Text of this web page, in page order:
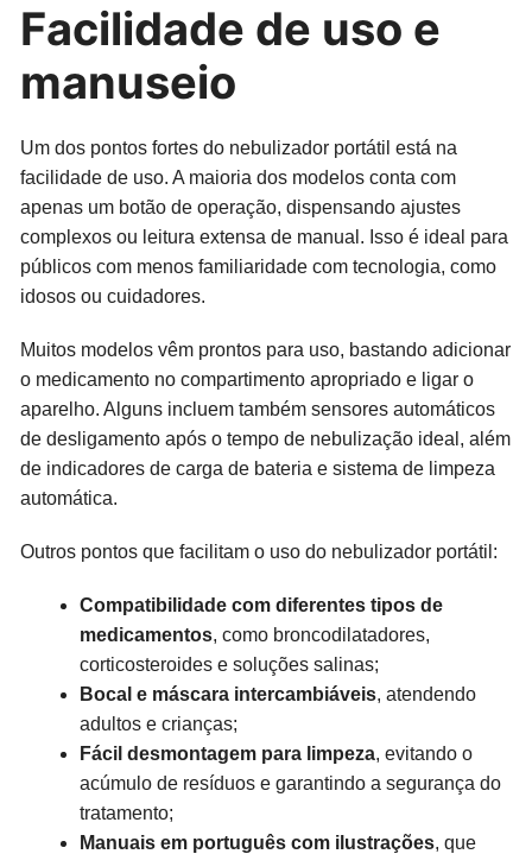
Facilidade de uso e
manuseio
Um dos pontos fortes do nebulizador portátil está na
facilidade de uso. A maioria dos modelos conta com
apenas um botão de operação, dispensando ajustes
complexos ou leitura extensa de manual. Isso é ideal para
públicos com menos familiaridade com tecnologia, como
idosos ou cuidadores.
Muitos modelos vêm prontos para uso, bastando adicionar
o medicamento no compartimento apropriado e ligar o
aparelho. Alguns incluem também sensores automáticos
de desligamento após o tempo de nebulização ideal, além
de indicadores de carga de bateria e sistema de limpeza
automática.
Outros pontos que facilitam o uso do nebulizador portátil:
Compatibilidade com diferentes tipos de
medicamentos, como broncodilatadores,
corticosteroides e soluções salinas;
Bocal e máscara intercambiáveis, atendendo
adultos e crianças;
Fácil desmontagem para limpeza, evitando o
acúmulo de resíduos e garantindo a segurança do
tratamento;
Manuais em português com ilustrações, que